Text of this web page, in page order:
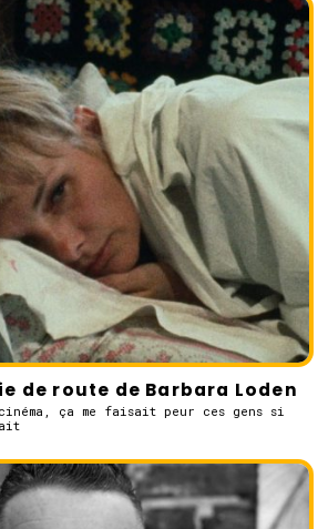
de route de Barbara Loden
ça me faisait peur ces gens si